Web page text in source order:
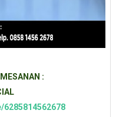
:
6285814562678